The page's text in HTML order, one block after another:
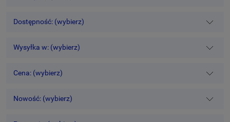
Dostępność: (wybierz)
Wysyłka w: (wybierz)
Cena: (wybierz)
Nowość: (wybierz)